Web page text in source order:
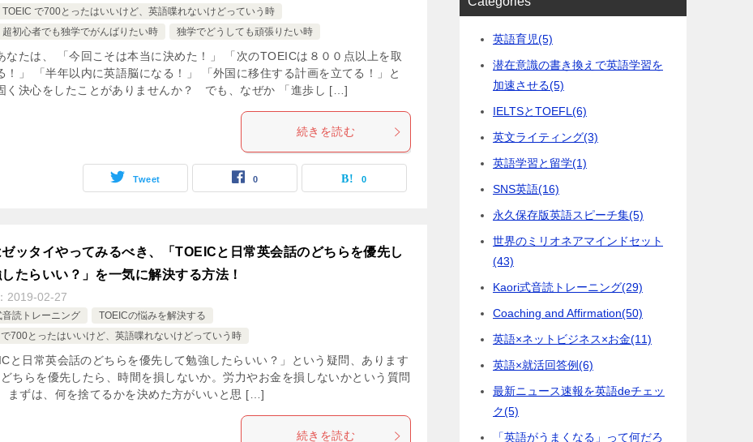
TOEIC で700とったはいいけど、英語喋れないけどっていう時
超初心者でも独学でがんばりたい時
独学でどうしても頑張りたい時
なたは、 「今回こそは本当に決めた！」 「次のTOEICは８００点以上を取
！」 「半年以内に英語脳になる！」 「外国に移住する計画を立てる！」と
く決心をしたことがありませんか？ でも、なぜか 「進歩し […]
続きを読む
Tweet 0 0
ッタイやってみるべき、「TOEICと日常英会話のどちらを優先し
たらいい？」を一気に解決する方法！
2019-02-27
音読トレーニング
TOEICの悩みを解決する
700とったはいいけど、英語喋れないけどっていう時
と日常英会話のどちらを優先して勉強したらいい？」という疑問、あります
ちらを優先したら、時間を損しないか。労力やお金を損しないかという質問
ずは、何を捨てるかを決めた方がいいと思 […]
続きを読む
英語育児(5)
潜在意識の書き換えで英語学習を
加速させる(5)
IELTSとTOEFL (6)
英文ライティング(3)
英語学習と留学(1)
SNS英語(16)
永久保存版英語スピーチ集(5)
世界のミリオネアマインドセット
(43)
Kaori式音読トレーニング(29)
Coaching and Affirmation(50)
英語×ネットビジネス×お金(11)
英語×就活回答例(6)
最新ニュース速報を英語deチェッ
ク(5)
「英語がうまくなる」って何だろ